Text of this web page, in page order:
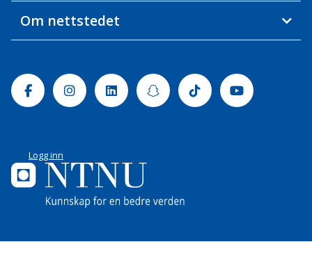
Om nettstedet
FacebookInstagramLinkedinSnapchatTiktok Youtube
Logg inn